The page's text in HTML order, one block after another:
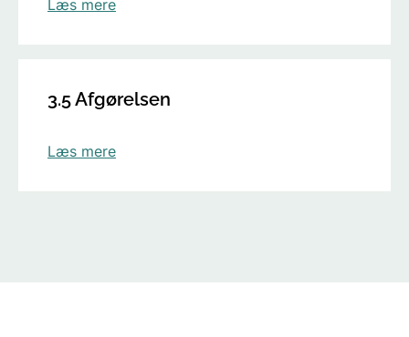
Læs mere
3.5 Afgørelsen
Læs mere